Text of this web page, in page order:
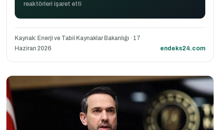
reaktörleri işaret etti
Kaynak: Enerji ve Tabii Kaynaklar Bakanlığı · 17
Haziran 2026
endeks24.com